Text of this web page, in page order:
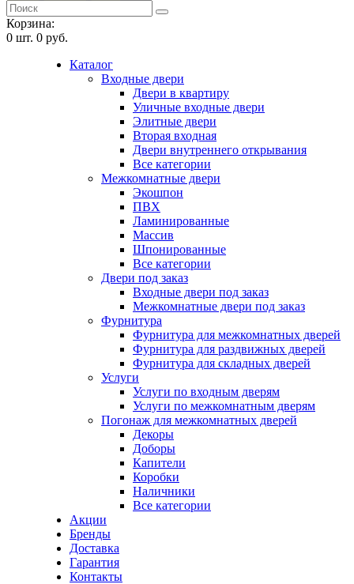
Корзина:
0 шт. 0 руб.
Каталог
Входные двери
Двери в квартиру
Уличные входные двери
Элитные двери
Вторая входная
Двери внутреннего открывания
Все категории
Межкомнатные двери
Экошпон
ПВХ
Ламинированные
Массив
Шпонированные
Все категории
Двери под заказ
Входные двери под заказ
Межкомнатные двери под заказ
Фурнитура
Фурнитура для межкомнатных дверей
Фурнитура для раздвижных дверей
Фурнитура для складных дверей
Услуги
Услуги по входным дверям
Услуги по межкомнатным дверям
Погонаж для межкомнатных дверей
Декоры
Доборы
Капители
Коробки
Наличники
Все категории
Акции
Бренды
Доставка
Гарантия
Контакты